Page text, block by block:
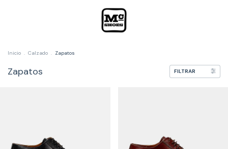
Inicio . Calzado . Zapatos
Zapatos FILTRAR